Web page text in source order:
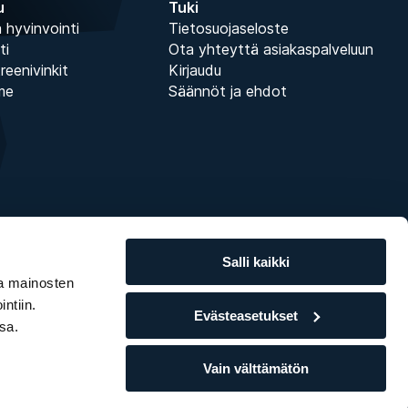
mainosten
Salli kaikki
Evästeasetukset
Vain välttämätön
hyvinvointi
Tuki
Tietosuojaseloste
Ota yhteyttä asiakaspalveluun
Kirjaudu
Säännöt ja ehdot
evästeitäjahenkilötietoja